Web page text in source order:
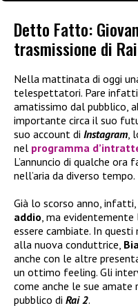
Detto Fatto:
trasmissione di
Nella mattinata di oggi
telespettatori. Pare infatti
amatissimo dal pubblico,
importante circa il suo
suo account di Instagram,
nel programma
L’annuncio di qualche ora
nell’aria da diverso tempo.
Già lo scorso anno, infatti,
addio, ma evidentemente
essere cambiate. In
alla nuova conduttrice,
anche con le altre
un ottimo feeling. Gli
come anche le sue amate
pubblico di Rai 2.